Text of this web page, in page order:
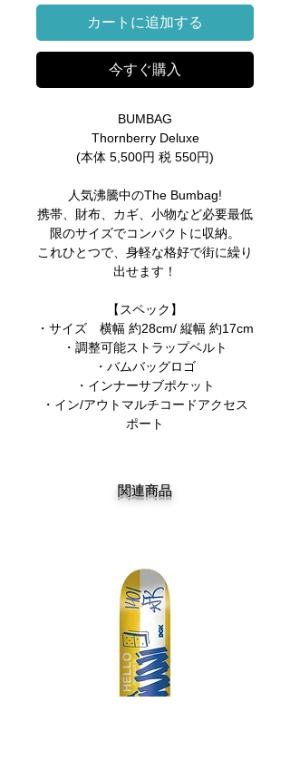
価
格
ル
格
カートに追加する
今すぐ購入
BUMBAG
Thornberry Deluxe
(本体 5,500円 税 550円)
人気沸騰中のThe Bumbag!
携帯、財布、カギ、小物など必要最低
限のサイズでコンパクトに収納。
これひとつで、身軽な格好で街に繰り
出せます！
【スペック】
・サイズ 横幅 約28cm/ 縦幅 約17cm
・調整可能ストラップベルト
・バムバッグロゴ
・インナーサブポケット
・イン/アウトマルチコードアクセス
ポート
関連商品